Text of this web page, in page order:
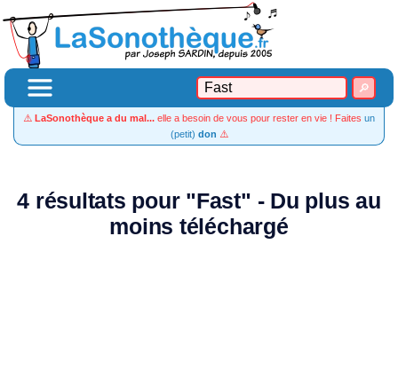
⚠️ LaSonothèque a du mal... elle a besoin de vous pour rester en vie ! Faites un
(petit) don ⚠️
4 résultats pour "Fast" - Du plus au
moins téléchargé